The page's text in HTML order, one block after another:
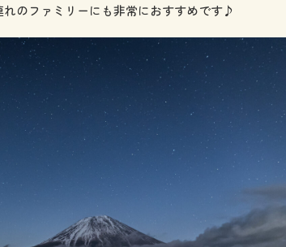
のファミリーにも非常におすすめです♪